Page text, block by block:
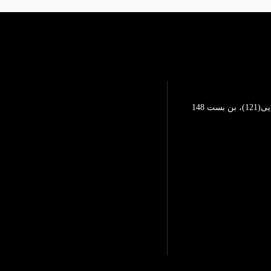
تهرانپارس، خیابان محمد رضایی(121)، بن بست 148